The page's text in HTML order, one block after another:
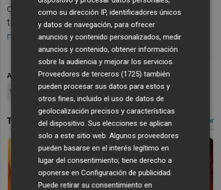
comprometido con el liderazgo femenino en
tecnología y ofrece una beca para que
mujer pueda cursarlo de forma gratuita.
ARCHIVADO EN FLORIDA UNIVERSITARIA
MASTER
VIDEOJUEGOS
MUJERES BECAS VALENCIA
como su dirección IP, identificadores únicos
y datos de navegación, para ofrecer
anuncios y contenido personalizados, medir
anuncios y contenido, obtener información
sobre la audiencia y mejorar los servicios.
Proveedores de terceros (1725) también
pueden procesar sus datos para estos y
otros fines, incluido el uso de datos de
geolocalización precisos y características
del dispositivo. Sus elecciones se aplican
solo a este sitio web. Algunos proveedores
pueden basarse en el interés legítimo en
lugar del consentimiento; tiene derecho a
oponerse enConfiguración de publicidad
Puede retirar su consentimiento en